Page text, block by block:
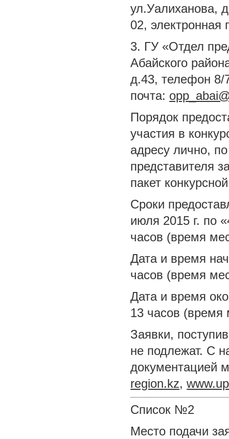
ул.Уалиханова,
02, электронная
3. ГУ «Отдел
Абайского
д.43, телефон 8/
почта:
Порядок
участия в
адресу лично,
представителя
пакет
Сроки
июля 2015 г. по
часов (время
Дата и время
часов (время
Дата и время
13 часов (время
Заявки,
не подлежат. С
документацией
region.kz,
Список №2
Место подачи